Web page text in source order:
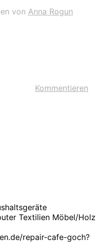
von Anna Rogun
Kommentieren
Textilien Möbel/Holz
repair-cafe-goch?